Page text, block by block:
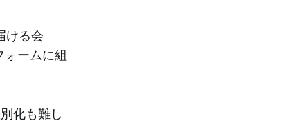
ける会
ームに組
化も難し